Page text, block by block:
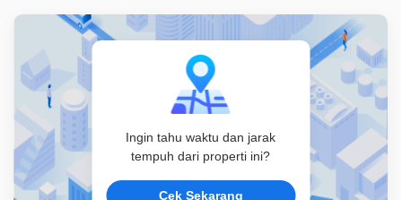
Ingin tahu waktu dan jarak
tempuh dari properti ini?
Cek Sekarang